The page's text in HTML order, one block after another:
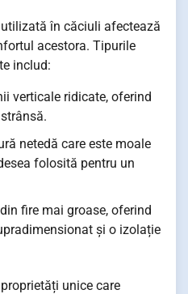
în căciuli afectează
acestora. Tipurile
includ:
verticale ridicate, oferind
netedă care este moale
folosită pentru un
fire mai groase, oferind
și o izolație
unice care